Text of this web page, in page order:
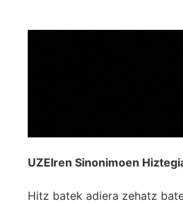
UZEIren Sinonimoen
Hitz batek adiera zehatz